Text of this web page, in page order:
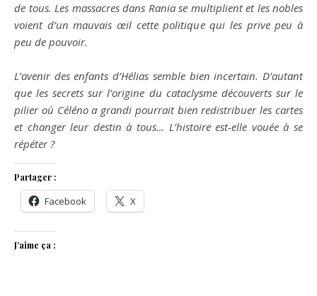
de tous. Les massacres dans Rania se multiplient et les nobles
voient d’un mauvais œil cette politique qui les prive peu à
peu de pouvoir.
L’avenir des enfants d’Hélias semble bien incertain. D’autant
que les secrets sur l’origine du cataclysme découverts sur le
pilier où Céléno a grandi pourrait bien redistribuer les cartes
et changer leur destin à tous… L’histoire est-elle vouée à se
répéter ?
Partager :
Facebook X
J’aime ça :